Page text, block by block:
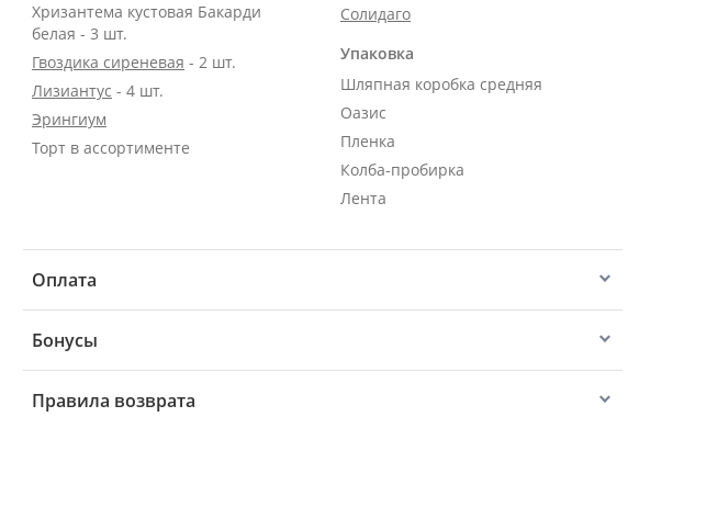
Хризантема кустовая Бакарди
белая - 3 шт.
Гвоздика сиреневая - 2 шт.
Лизиантус - 4 шт.
Эрингиум
Торт в ассортименте
Солидаго
Упаковка
Шляпная коробка средняя
Оазис
Пленка
Колба-пробирка
Лента
Оплата
Бонусы
Правила возврата